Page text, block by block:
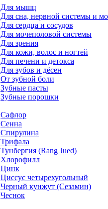
Для мышц
Для сна, нервной системы и
Для сердца и сосудов
Для мочеполовой системы
Для зрения
Для кожи, волос и ногтей
Для печени и детокса
Для зубов и дёсен
От зубной боли
Зубные пасты
Зубные порошки
Сафлор
Сенна
Спирулина
Трифала
Тунбергия (Rang Jued)
Хлорофилл
Цинк
Циссус четырехугольный
Черный кунжут (Сезамин)
Чеснок